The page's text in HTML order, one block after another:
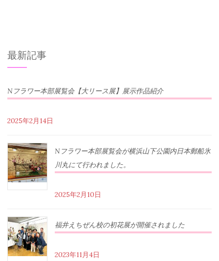
最新記事
Nフラワー本部展覧会【大リース展】展示作品紹介
2025年2月14日
Nフラワー本部展覧会が横浜山下公園内日本郵船氷
川丸にて行われました。
2025年2月10日
福井えちぜん校の初花展が開催されました
2023年11月4日